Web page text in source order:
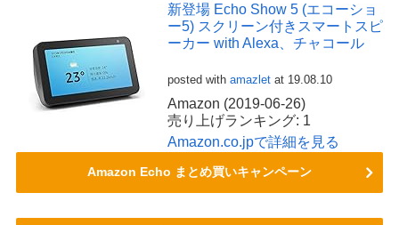
新登場 Echo Show 5 (エコーショ
ー5) スクリーン付きスマートスピ
ーカー with Alexa、チャコール
posted with amazlet at 19.08.10
Amazon (2019-06-26)
売り上げランキング: 1
Amazon.co.jpで詳細を見る
Amazon Echo まとめ買いキャンペーン